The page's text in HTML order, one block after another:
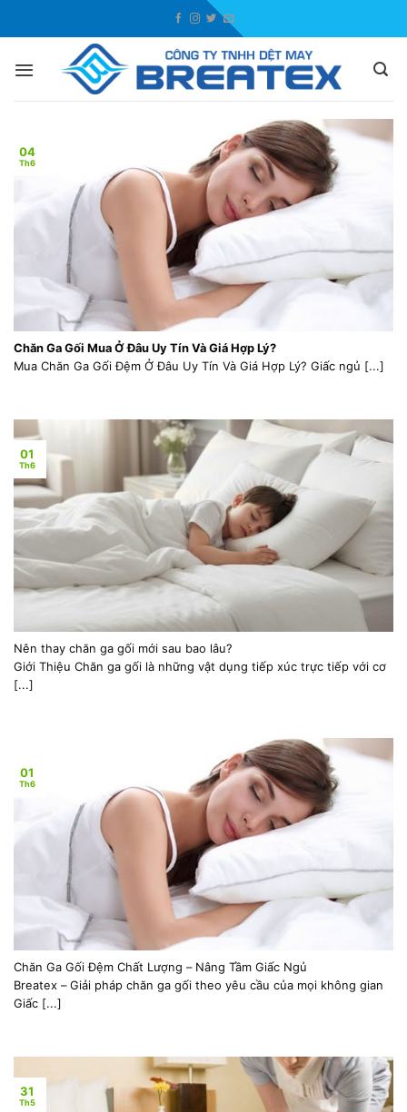
Chăn Ga Gối Mua Ở Đâu Uy Tín Và Giá Hợp Lý?
Mua Chăn Ga Gối Đệm Ở Đâu Uy Tín Và Giá Hợp Lý? Giấc ngủ [...]
04
Th6
Nên thay chăn ga gối mới sau bao lâu?
Giới Thiệu Chăn ga gối là những vật dụng tiếp xúc trực tiếp với cơ
[...]
01
Th6
Chăn Ga Gối Đệm Chất Lượng – Nâng Tầm Giấc Ngủ
Breatex – Giải pháp chăn ga gối theo yêu cầu của mọi không gian
Giấc [...]
01
Th6
31
Th5